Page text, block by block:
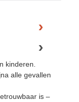
kinderen.
alle gevallen
is –